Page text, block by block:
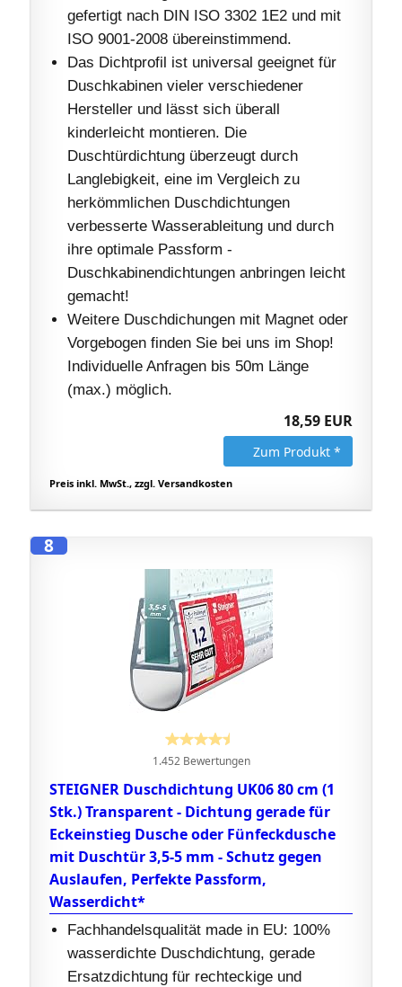
gefertigt nach DIN ISO 3302 1E2 und mit
ISO 9001-2008 übereinstimmend.
Das Dichtprofil ist universal geeignet für
Duschkabinen vieler verschiedener
Hersteller und lässt sich überall
kinderleicht montieren. Die
Duschtürdichtung überzeugt durch
Langlebigkeit, eine im Vergleich zu
herkömmlichen Duschdichtungen
verbesserte Wasserableitung und durch
ihre optimale Passform -
Duschkabinendichtungen anbringen leicht
gemacht!
Weitere Duschdichungen mit Magnet oder
Vorgebogen finden Sie bei uns im Shop!
Individuelle Anfragen bis 50m Länge
(max.) möglich.
18,59 EUR
Zum Produkt *
Preis inkl. MwSt., zzgl. Versandkosten
8
1.452 Bewertungen
STEIGNER Duschdichtung UK06 80 cm (1
Stk.) Transparent - Dichtung gerade für
Eckeinstieg Dusche oder Fünfeckdusche
mit Duschtür 3,5-5 mm - Schutz gegen
Auslaufen, Perfekte Passform,
Wasserdicht*
Fachhandelsqualität made in EU: 100%
wasserdichte Duschdichtung, gerade
Ersatzdichtung für rechteckige und